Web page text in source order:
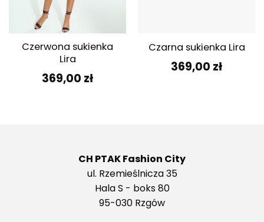
Czerwona sukienka
Lira
369,00 zł
Czarna sukienka Lira
369,00 zł
CH PTAK Fashion City
ul. Rzemieślnicza 35
Hala S - boks 80
95-030 Rzgów